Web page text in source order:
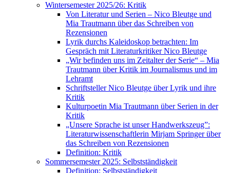
Wintersemester 2025/26: Kritik
Von Literatur und Serien – Nico Bleutge und
Mia Trautmann über das Schreiben von
Rezensionen
Lyrik durchs Kaleidoskop betrachten: Im
Gespräch mit Literaturkritiker Nico Bleutge
„Wir befinden uns im Zeitalter der Serie“ – Mia
Trautmann über Kritik im Journalismus und im
Lehramt
Schriftsteller Nico Bleutge über Lyrik und ihre
Kritik
Kulturpoetin Mia Trautmann über Serien in der
Kritik
„Unsere Sprache ist unser Handwerkszeug”:
Literaturwissenschaftlerin Mirjam Springer über
das Schreiben von Rezensionen
Definition: Kritik
Sommersemester 2025: Selbstständigkeit
Definition: Selbstständigkeit